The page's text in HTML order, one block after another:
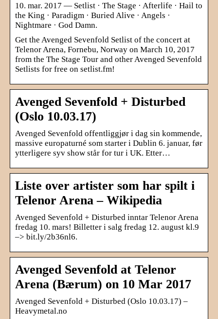
10. mar. 2017 — Setlist · The Stage · Afterlife · Hail to
the King · Paradigm · Buried Alive · Angels ·
Nightmare · God Damn.
Get the Avenged Sevenfold Setlist of the concert at
Telenor Arena, Fornebu, Norway on March 10, 2017
from the The Stage Tour and other Avenged Sevenfold
Setlists for free on setlist.fm!
Avenged Sevenfold + Disturbed
(Oslo 10.03.17)
Avenged Sevenfold offentliggjør i dag sin kommende,
massive europaturné som starter i Dublin 6. januar, før
ytterligere syv show står for tur i UK. Etter…
Liste over artister som har spilt i
Telenor Arena – Wikipedia
Avenged Sevenfold + Disturbed inntar Telenor Arena
fredag 10. mars! Billetter i salg fredag 12. august kl.9
–> bit.ly/2b36nl6.
Avenged Sevenfold at Telenor
Arena (Bærum) on 10 Mar 2017
Avenged Sevenfold + Disturbed (Oslo 10.03.17) –
Heavymetal.no